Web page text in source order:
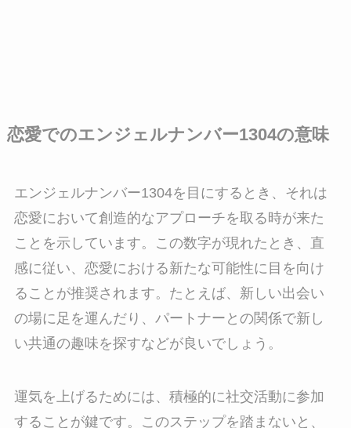
恋愛でのエンジェルナンバー1304の意味
エンジェルナンバー1304を目にするとき、それは
恋愛において創造的なアプローチを取る時が来た
ことを示しています。この数字が現れたとき、直
感に従い、恋愛における新たな可能性に目を向け
ることが推奨されます。たとえば、新しい出会い
の場に足を運んだり、パートナーとの関係で新し
い共通の趣味を探すなどが良いでしょう。
運気を上げるためには、積極的に社交活動に参加
することが鍵です。このステップを踏まないと、